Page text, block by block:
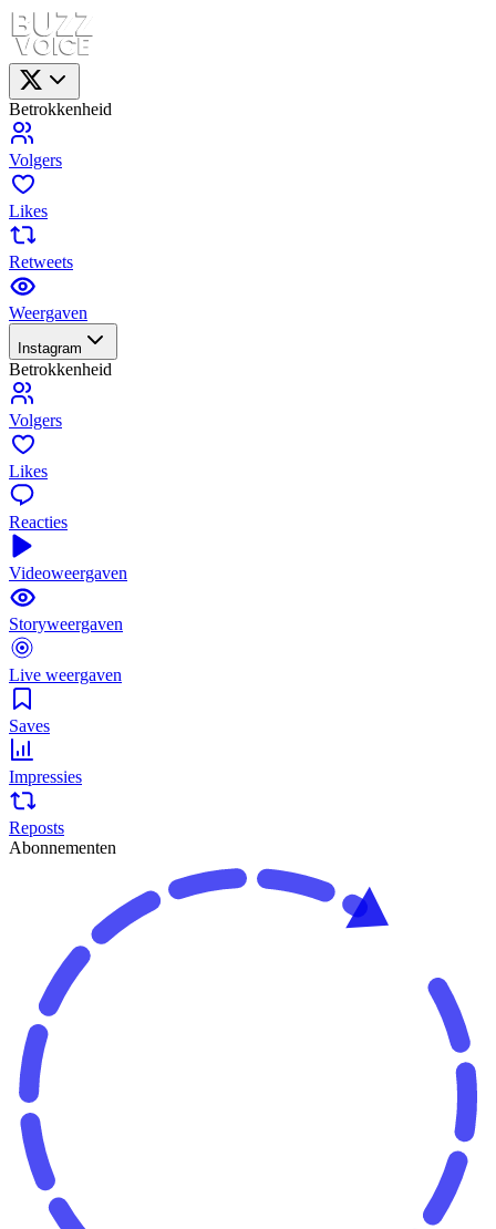
Betrokkenheid
Volgers
Likes
Retweets
Weergaven
Instagram
Betrokkenheid
Volgers
Likes
Reacties
Videoweergaven
Storyweergaven
Live weergaven
Saves
Impressies
Reposts
Abonnementen